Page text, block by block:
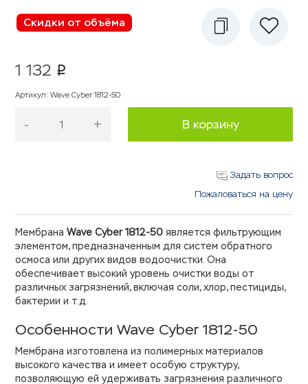
Скидки от объёма
1 132 p
Артикул: Wave Cyber 1812-50
- + В корзину
Задать вопрос
Пожаловаться на цену
Мембрана Wave Cyber 1812-50 является фильтрующим
элементом, предназначенным для систем обратного
осмоса или других видов водоочистки. Она
обеспечивает высокий уровень очистки воды от
различных загрязнений, включая соли, хлор, пестициды,
бактерии и т.д.
Особенности Wave Cyber 1812-50
Мембрана изготовлена из полимерных материалов
высокого качества и имеет особую структуру,
позволяющую ей удерживать загрязнения различного